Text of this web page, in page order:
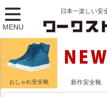
MENU
日本一楽しい安
おしゃれ安全靴 新作安全靴